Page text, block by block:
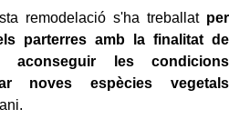
remodelació s'ha treballat per
parterres amb la finalitat de
les condicions
noves espècies vegetals